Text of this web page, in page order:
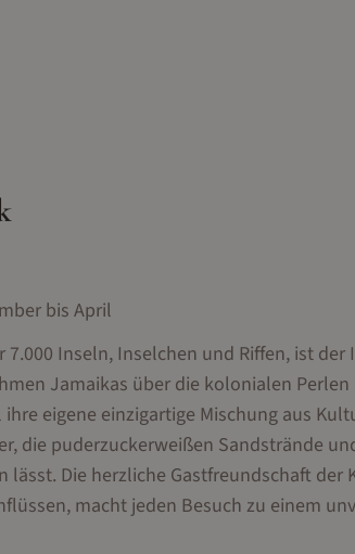
bis April
Inseln, Inselchen und Riffen, ist
Jamaikas über die kolonialen
eigene einzigartige Mischung aus
die puderzuckerweißen Sandstrände
lässt. Die herzliche Gastfreundschaft
macht jeden Besuch zu einem